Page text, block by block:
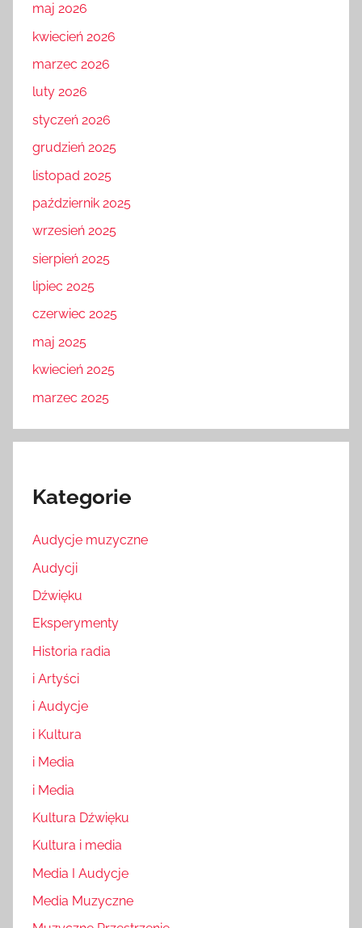
maj 2026
kwiecień 2026
marzec 2026
luty 2026
styczeń 2026
grudzień 2025
listopad 2025
październik 2025
wrzesień 2025
sierpień 2025
lipiec 2025
czerwiec 2025
maj 2025
kwiecień 2025
marzec 2025
Kategorie
Audycje muzyczne
Audycji
Dźwięku
Eksperymenty
Historia radia
i Artyści
i Audycje
i Kultura
i Media
i Media
Kultura Dźwięku
Kultura i media
Media I Audycje
Media Muzyczne